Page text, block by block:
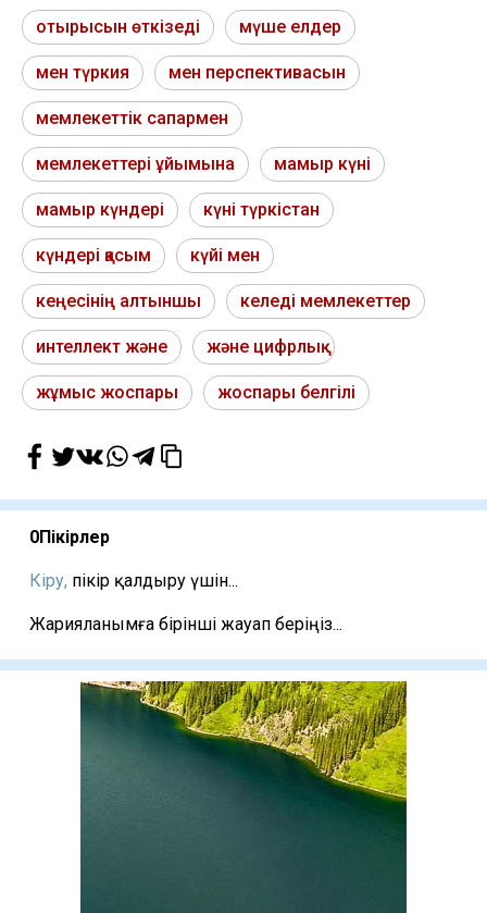
отырысын өткізеді мүше елдер
мен түркия мен перспективасын
мемлекеттік сапармен
мемлекеттері ұйымына мамыр күні
мамыр күндері күні түркістан
күндері қасым күйі мен
кеңесінің алтыншы келеді мемлекеттер
интеллект және және цифрлық
жұмыс жоспары жоспары белгілі
0Пікірлер
Кіру, пікір қалдыру үшін...
Жарияланымға бірінші жауап беріңіз...